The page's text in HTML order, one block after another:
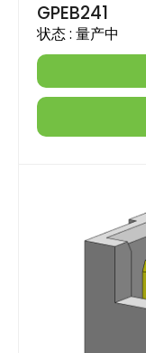
GPEB241
状态 : 量产中